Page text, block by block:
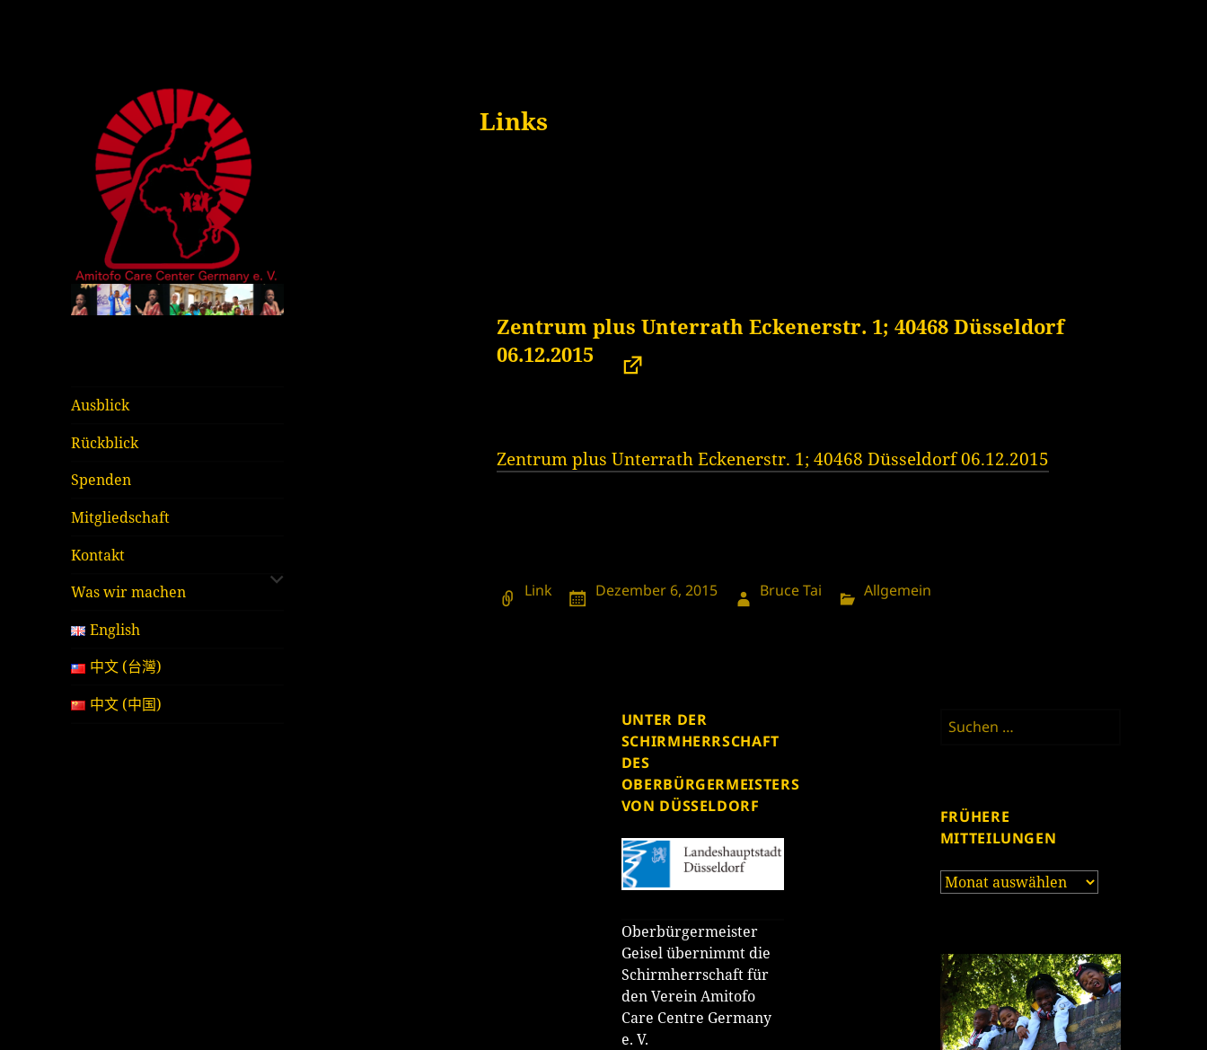
Ausblick
Rückblick
Spenden
Mitgliedschaft
Kontakt
öffnen
Was wir machen
English
中文 (台灣)
中文 (中国)
Links
Zentrum plus Unterrath Eckenerstr. 1; 40468 Düsseldorf
06.12.2015
Zentrum plus Unterrath Eckenerstr. 1; 40468 Düsseldorf 06.12.2015
Format
Link
Veröffentlicht
Dezember 6, 2015 Autor
Bruce Tai Kategorien
Allgemein
Suchen
FRÜHERE
MITTEILUNGEN
Frühere
UNTER DER
SCHIRMHERRSCHAFT
DES
OBERBÜRGERMEISTERS
VON DÜSSELDORF
Oberbürgermeister
Geisel übernimmt die
Schirmherrschaft für
den Verein Amitofo
Care Centre Germany
e. V.